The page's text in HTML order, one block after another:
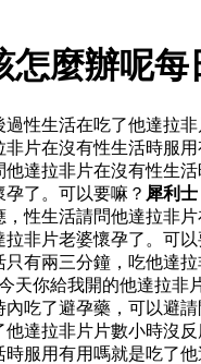
怎麼辦呢每
性生活在吃了他達拉
片在沒有性生活時服
達拉非片在沒有性生
了。可以要嘛？ 犀利士
性生活請問他達拉非
非片老婆懷孕了。可
有兩三分鐘，吃他達
天你給我開的他達拉非
吃了避孕藥，可以避
達拉非片片數小時沒
服用有用嗎就是吃了